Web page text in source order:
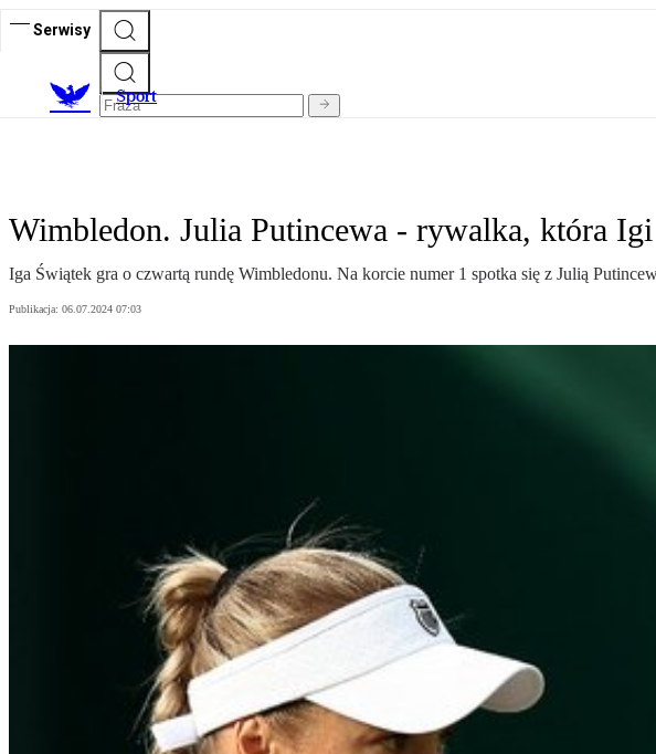
Serwisy
Sport
Wimbledon. Julia Putincewa - rywalka, która
Iga Świątek gra o czwartą rundę Wimbledonu. Na korcie numer 1 spotka się z Julią
Publikacja: 06.07.2024 07:03